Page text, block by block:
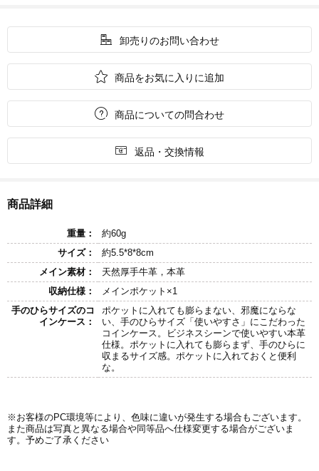
 卸売りのお問い合わせ
 商品をお気に入りに追加
 商品についての問合わせ
 返品・交換情報
商品詳細
重量：
約60g
サイズ：
約5.5*8*8cm
メイン素材：
天然厚手牛革，本革
収納仕様：
メインポケット×1
手のひらサイズのコ
インケース：
ポケットに入れても膨らまない、邪魔にならな
い、手のひらサイズ「使いやすさ」にこだわった
コインケース。ビジネスシーンで使いやすい本革
仕様。ポケットに入れても膨らまず、手のひらに
収まるサイズ感。ポケットに入れておくと便利
な。
※お客様のPC環境等により、色味に違いが発生する場合もございます。
また商品は写真と異なる場合や同等品へ仕様変更する場合がございま
す。予めご了承ください